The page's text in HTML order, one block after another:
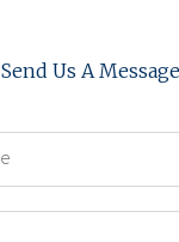
Send Us A Message